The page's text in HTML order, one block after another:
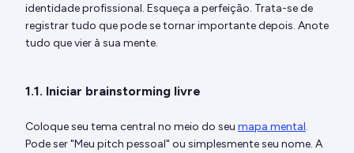
identidade profissional. Esqueça a perfeição. Trata-se de
registrar tudo que pode se tornar importante depois. Anote
tudo que vier à sua mente.
1.1. Iniciar brainstorming livre
Coloque seu tema central no meio do seu mapa mental.
Pode ser "Meu pitch pessoal" ou simplesmente seu nome. A